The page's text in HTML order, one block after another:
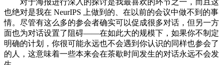
对于海报进行深入的探讨是我最喜欢的环节之一，而且这
也绝对是我在 NeurIPS 上做到的、在以前的会议中做不到的事
情。尽管有这么多的参会者确实可以促成很多对话，但另一方
面也为对话设置了阻碍——在如此大的规模下，如果你不制定
明确的计划，你很可能永远也不会遇到你认识的同样也参会了
的人，这意味着一些本来会在茶歇时间发生的对话永远不会发